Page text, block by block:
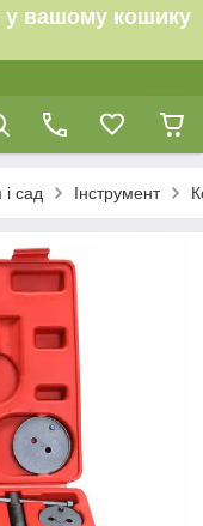
у вашому кошику
сад Інструмент